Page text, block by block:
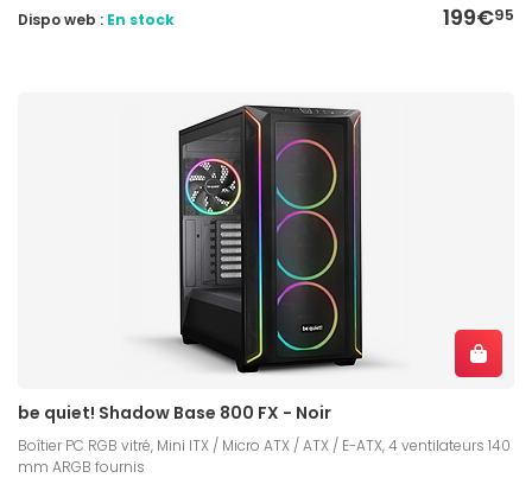
199€95
Dispo web : En stock
be quiet! Shadow Base 800 FX - Noir
Boîtier PC RGB vitré, Mini ITX / Micro ATX / ATX / E-ATX, 4 ventilateurs 140
mm ARGB fournis